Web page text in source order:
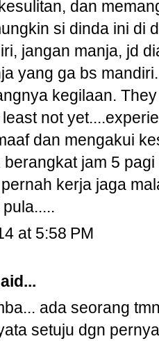
dan
si dinda ini di
jangan manja, jd
yang ga bs
kegilaan.
not
dan mengakui
jam 5
kerja jaga
at 5:58 PM
ada seorang
setuju dgn